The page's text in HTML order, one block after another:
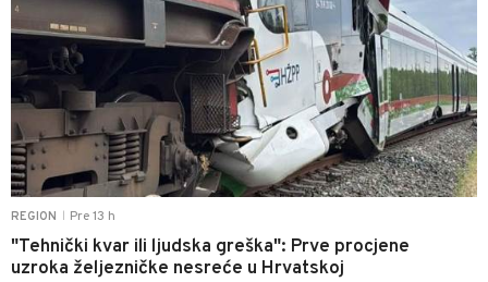
REGION Pre 13 h
"Tehnički kvar ili ljudska greška": Prve procjene
uzroka željezničke nesreće u Hrvatskoj